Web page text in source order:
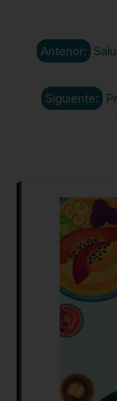
Anterior:
Siguiente: